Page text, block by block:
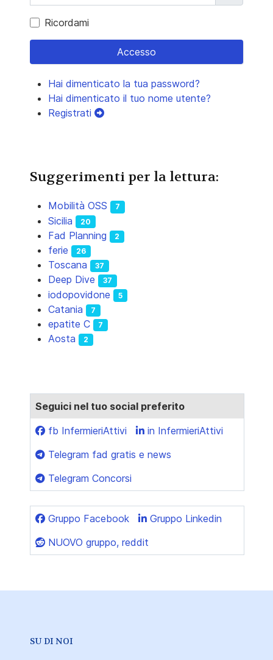
Ricordami
Accesso
Hai dimenticato la tua password?
Hai dimenticato il tuo nome utente?
Registrati
Suggerimenti per la lettura:
Mobilità OSS 7
Sicilia 20
Fad Planning 2
ferie 26
Toscana 37
Deep Dive 37
iodopovidone 5
Catania 7
epatite C 7
Aosta 2
Seguici nel tuo social preferito
fb InfermieriAttivi
in InfermieriAttivi
Telegram fad gratis e news
Telegram Concorsi
Gruppo Facebook
Gruppo Linkedin
NUOVO gruppo, reddit
SU DI NOI